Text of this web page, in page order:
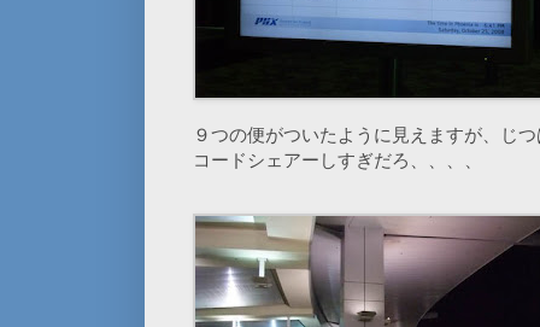
９つの便がついたように見えますが、じ
コードシェアーしすぎだろ、、、、